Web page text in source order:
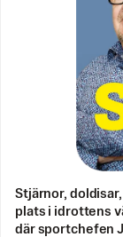
Stjärnor,
plats i idrottens
där sportchefen